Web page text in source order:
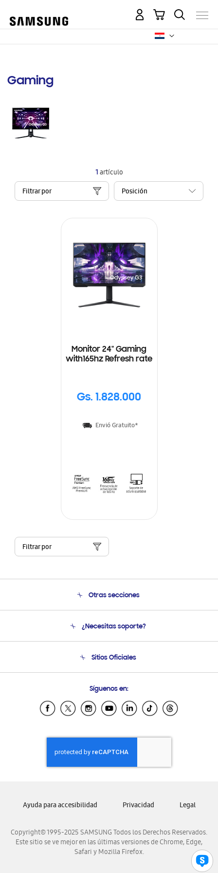
Mi carrito
Gaming
1artículo
Filtrar por
Monitor 24" Gaming
with165hz Refresh rate
Gs. 1.828.000
Envió Gratuito*
Filtrar por
Otras secciones
Soporte
Seguimiento de tu pedido
¿Necesitas soporte?
Soporte vía eMail
Sitios Oficiales
Samsung Ecuador
Samsung El Salvador
Samsung Honduras
Samsung Nicaragua
Samsung Panamá
Samsung Venezuela
Síguenos en:
Copyright© 1995-2025 SAMSUNG Todos los Derechos Reservados.
Este sitio se ve mejor en las últimas versiones de Chrome, Edge,
Safari y Mozilla Firefox.
Ayuda para accesibilidad Privacidad Legal